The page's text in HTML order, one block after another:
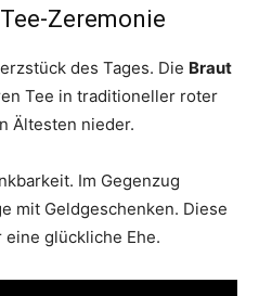
Zeremonie
des Tages. Die Braut
Tee in traditioneller roter
Ältesten nieder.
Im Gegenzug
mit Geldgeschenken. Diese
glückliche Ehe.